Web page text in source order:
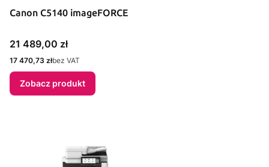
Canon C5140 imageFORCE
Cena
21 489,00 zł
Cena
17 470,73 złbez VAT
Zobacz produkt